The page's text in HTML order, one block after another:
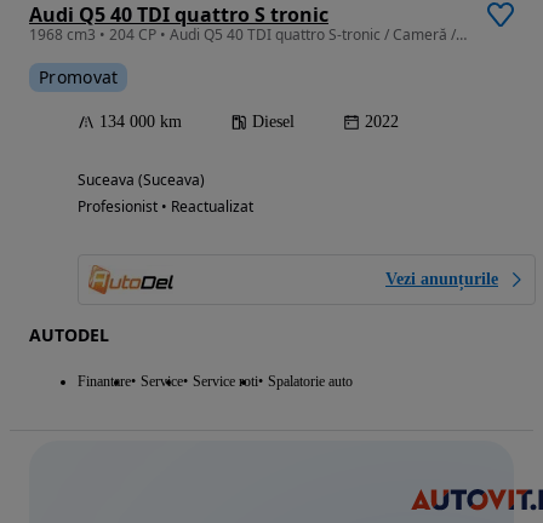
Audi Q5 40 TDI quattro S tronic
1968 cm3 • 204 CP • Audi Q5 40 TDI quattro S-tronic / Cameră / Încălzire scaune / LED
Promovat
134 000 km Diesel 2022
Suceava (Suceava)
Profesionist • Reactualizat
Vezi anunțurile
AUTODEL
Finantare Service Service roti Spalatorie auto